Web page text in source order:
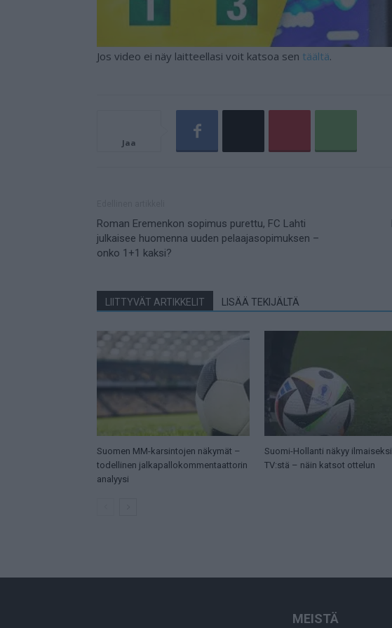
Jos video ei näy laitteellasi voit katsoa sen täältä.
Jaa
Roman Eremenkon sopimus purettu, FC Lahti
julkaisee huomenna uuden pelaajasopimuksen –
onko 1+1 kaksi?
LIITTYVÄT ARTIKKELIT LISÄÄ TEKIJÄLTÄ
Suomen MM-karsintojen näkymät –
todellinen jalkapallokommentaattorin
analyysi
Suomi-Hollanti näkyy ilmaiseksi
TV:stä – näin katsot ottelun
MEISTÄ